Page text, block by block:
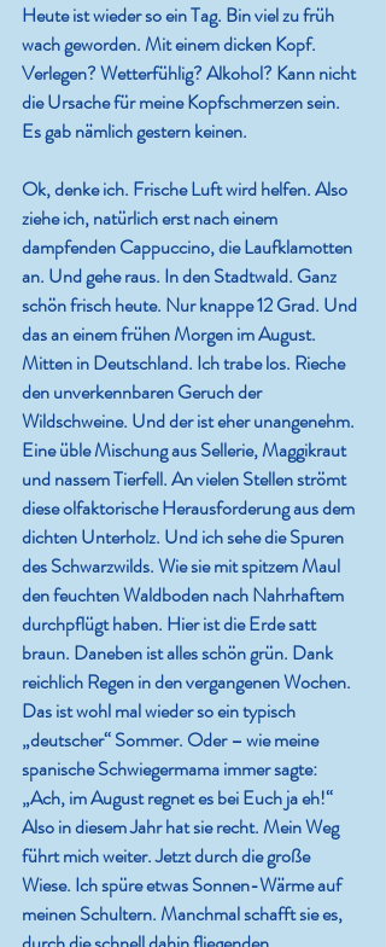
Heute ist wieder so ein Tag. Bin viel zu früh
wach geworden. Mit einem dicken Kopf.
Verlegen? Wetterfühlig? Alkohol? Kann nicht
die Ursache für meine Kopfschmerzen sein.
Es gab nämlich gestern keinen.
Ok, denke ich. Frische Luft wird helfen. Also
ziehe ich, natürlich erst nach einem
dampfenden Cappuccino, die Laufklamotten
an. Und gehe raus. In den Stadtwald. Ganz
schön frisch heute. Nur knappe 12 Grad. Und
das an einem frühen Morgen im August.
Mitten in Deutschland. Ich trabe los. Rieche
den unverkennbaren Geruch der
Wildschweine. Und der ist eher unangenehm.
Eine üble Mischung aus Sellerie, Maggikraut
und nassem Tierfell. An vielen Stellen strömt
diese olfaktorische Herausforderung aus dem
dichten Unterholz. Und ich sehe die Spuren
des Schwarzwilds. Wie sie mit spitzem Maul
den feuchten Waldboden nach Nahrhaftem
durchpflügt haben. Hier ist die Erde satt
braun. Daneben ist alles schön grün. Dank
reichlich Regen in den vergangenen Wochen.
Das ist wohl mal wieder so ein typisch
„deutscher“ Sommer. Oder – wie meine
spanische Schwiegermama immer sagte:
„Ach, im August regnet es bei Euch ja eh!“
Also in diesem Jahr hat sie recht. Mein Weg
führt mich weiter. Jetzt durch die große
Wiese. Ich spüre etwas Sonnen-Wärme auf
meinen Schultern. Manchmal schafft sie es,